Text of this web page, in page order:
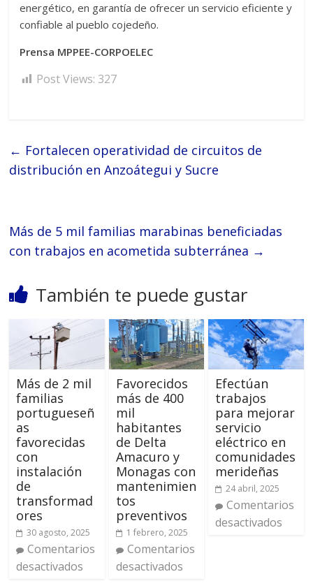
energético, en garantía de ofrecer un servicio eficiente y
confiable al pueblo cojedeño.
Prensa MPPEE-CORPOELEC
Post Views: 327
← Fortalecen operatividad de circuitos de
distribución en Anzoátegui y Sucre
Más de 5 mil familias marabinas beneficiadas
con trabajos en acometida subterránea →
También te puede gustar
Más de 2 mil
familias
portugueseñ
as
favorecidas
con
instalación
de
transformad
ores
30 agosto, 2025
Comentarios
desactivados
Favorecidos
más de 400
mil
habitantes
de Delta
Amacuro y
Monagas con
mantenimien
tos
preventivos
1 febrero, 2025
Comentarios
desactivados
Efectúan
trabajos
para mejorar
servicio
eléctrico en
comunidades
merideñas
24 abril, 2025
Comentarios
desactivados